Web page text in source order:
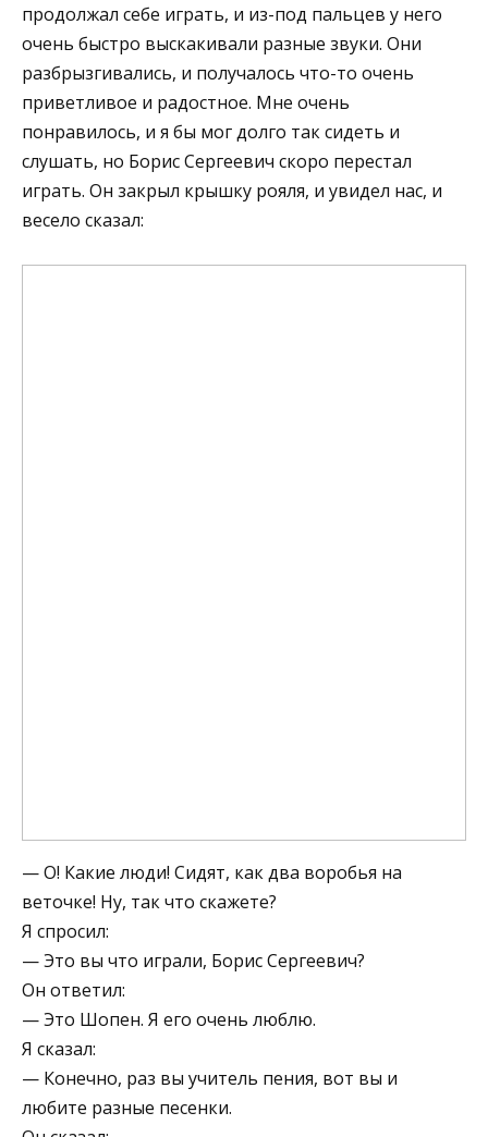
продолжал себе играть, и из-под пальцев у него
очень быстро выскакивали разные звуки. Они
разбрызгивались, и получалось что-то очень
приветливое и радостное. Мне очень
понравилось, и я бы мог долго так сидеть и
слушать, но Борис Сергеевич скоро перестал
играть. Он закрыл крышку рояля, и увидел нас, и
весело сказал:
— О! Какие люди! Сидят, как два воробья на
веточке! Ну, так что скажете?
Я спросил:
— Это вы что играли, Борис Сергеевич?
Он ответил:
— Это Шопен. Я его очень люблю.
Я сказал:
— Конечно, раз вы учитель пения, вот вы и
любите разные песенки.